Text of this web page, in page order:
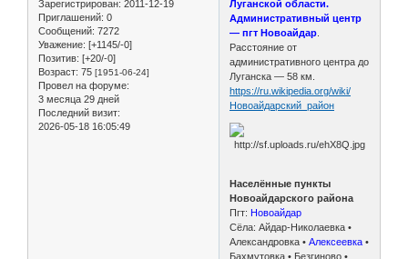
Зарегистрирован: 2011-12-19
Приглашений: 0
Сообщений: 7272
Уважение: [+1145/-0]
Позитив: [+20/-0]
Возраст: 75 [1951-06-24]
Провел на форуме:
3 месяца 29 дней
Последний визит:
2026-05-18 16:05:49
Луганской области.
Административный центр
— пгт Новоайдар
Расстояние от
административного центра до
Луганска — 58 км.
https://ru.wikipedia.org/wiki/
Новоайдарский_район
Населённые пункты
Новоайдарского района
Пгт: Новоайдар
Сёла: Айдар-Николаевка •
Александровка •Алексеевка •
Бахмутовка • Безгиново •